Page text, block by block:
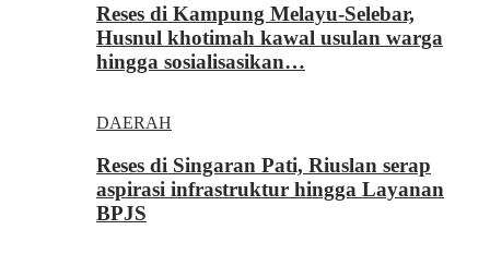
Reses di Kampung Melayu-Selebar,
Husnul khotimah kawal usulan warga
hingga sosialisasikan…
DAERAH
Reses di Singaran Pati, Riuslan serap
aspirasi infrastruktur hingga Layanan
BPJS